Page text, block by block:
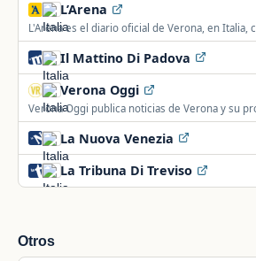
L’Arena
L'Arena es el diario oficial de Verona, en Italia,
de la ciudad y su provincia.
Il Mattino Di Padova
Verona Oggi
Verona Oggi publica noticias de Verona y su
secciones de actualidad, deporte y eventos.
La Nuova Venezia
La Tribuna Di Treviso
Otros